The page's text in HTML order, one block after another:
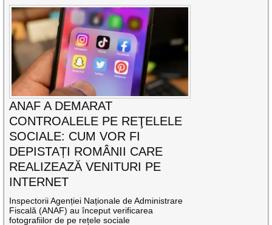
ANAF A DEMARAT
CONTROALELE PE REŢELELE
SOCIALE: CUM VOR FI
DEPISTAȚI ROMÂNII CARE
REALIZEAZĂ VENITURI PE
INTERNET
Inspectorii Agenției Naționale de Administrare
Fiscală (ANAF) au început verificarea
fotografiilor de pe rețele sociale